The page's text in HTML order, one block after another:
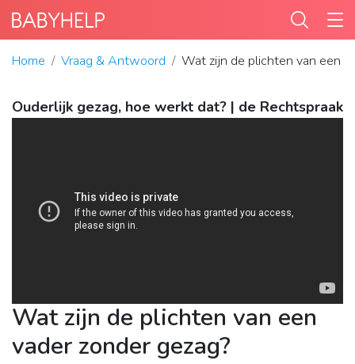
Home Vraag & Antwoord Wat zijn de plichten van een
Ouderlijk gezag, hoe werkt dat? | de Rechtspraak
Wat zijn de plichten van een
vader zonder gezag?